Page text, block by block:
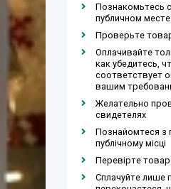
Познакомьтесь
публичном месте
Проверьте
Оплачивайте
как убедитесь,
соответствует
вашим
Желательно
свидетелях
Познайомтеся з
публічному місці
Перевірте
Сплачуйте лише